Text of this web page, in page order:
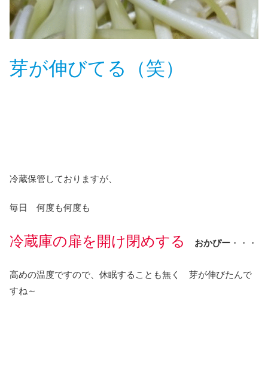
芽が伸びてる（笑）
冷蔵保管しておりますが、
毎日 何度も何度も
冷蔵庫の扉を開け閉めする おかぴー ・・・
高めの温度ですので、休眠することも無く 芽が伸びたんで
すね～